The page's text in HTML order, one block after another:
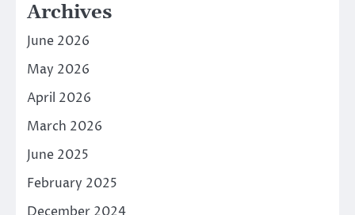
Archives
June 2026
May 2026
April 2026
March 2026
June 2025
February 2025